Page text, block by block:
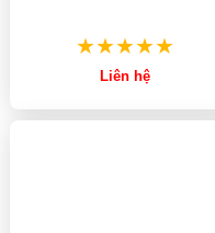
Liên hệ